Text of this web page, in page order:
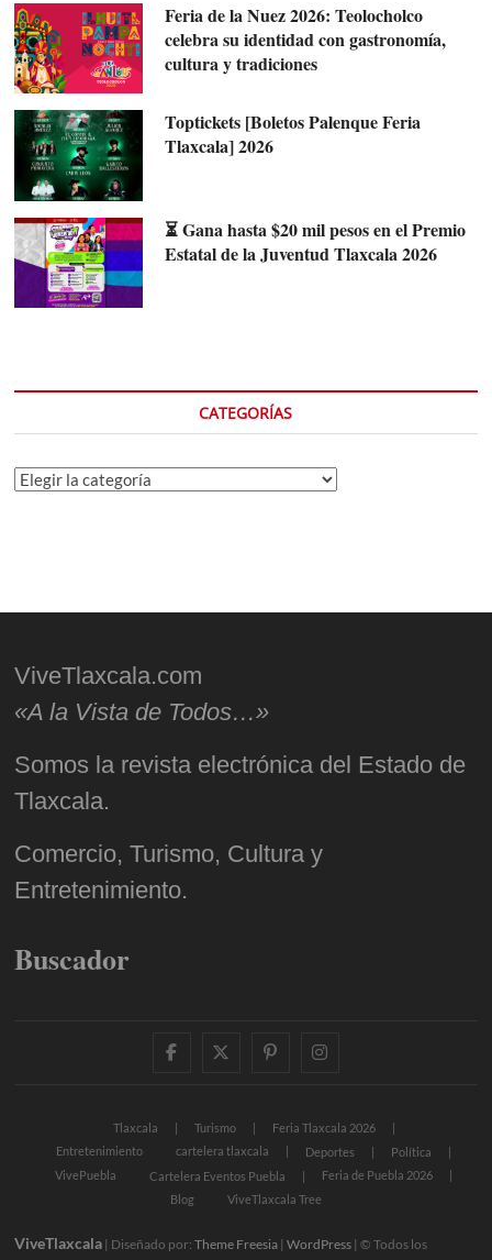
Feria de la Nuez 2026: Teolocholco
celebra su identidad con gastronomía,
cultura y tradiciones
Toptickets [Boletos Palenque Feria
Tlaxcala] 2026
⏳ Gana hasta $20 mil pesos en el Premio
Estatal de la Juventud Tlaxcala 2026
CATEGORÍAS
Categorías
ViveTlaxcala.com
«A la Vista de Todos…»
Somos la revista electrónica del Estado de
Tlaxcala.
Comercio, Turismo, Cultura y
Entretenimiento.
Buscador
facebooktwitter
pinterestinstagram
Tlaxcala Turismo
Feria Tlaxcala 2026
Entretenimiento
cartelera tlaxcala Deportes
Política
VivePuebla
Cartelera Eventos Puebla
Feria de Puebla 2026
Blog
ViveTlaxcala Tree
ViveTlaxcala | Diseñado por:Theme Freesia |WordPress | © Todos los